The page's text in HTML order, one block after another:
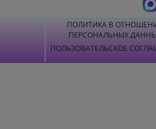
ПОЛИТИКА В
ПЕРСОНАЛЬНЫХ
ПОЛЬЗОВАТЕЛЬСКОЕ